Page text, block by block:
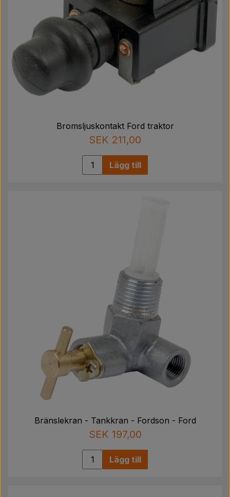
Bromsljuskontakt Ford traktor
SEK 211,00
Lägg till
Bränslekran - Tankkran - Fordson - Ford
SEK 197,00
Lägg till